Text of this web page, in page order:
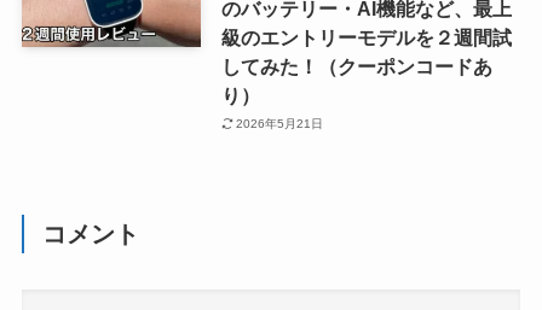
のバッテリー・AI機能など、最上
級のエントリーモデルを２週間試
してみた！（クーポンコードあ
り）
2026年5月21日
コメント